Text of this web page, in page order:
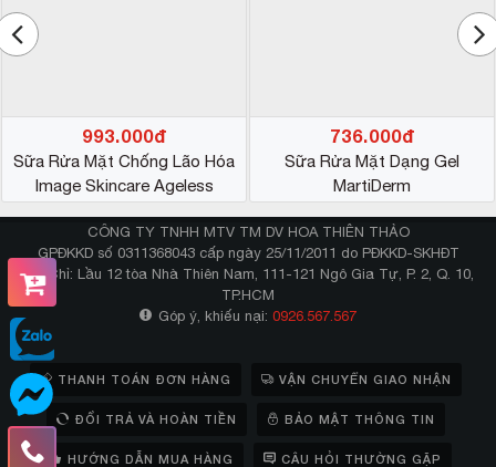
*Hiệu quả sản phẩm có thể khác nhau tùy vào cơ địa
#Cách sử dụng
Để đạt được hiệu quả làm sạch vượt trội từ sữa rửa
mặt Murad, bạn nên tuân thủ cách dùngSữa rửa mặt
cho da mụn Murad
đây:
Cleanser cho da mụn vừa đủ
Tạo bọt trên lòng bàn tay đã tạo ẩm
993.000đ
Sữa Rửa Mặt Chống Lão Hóa
Image Skincare Ageless
736.000đ
Sữa Rửa Mặt Dạng Gel
MartiDerm
CÔNG TY TNHH MTV TM DV HOA THIÊN THẢO
GPĐKKD số 0311368043 cấp ngày 25/11/2011 do PĐKKD-SKHĐT
Địa Chỉ: Lầu 12 tòa Nhà Thiên Nam, 111-121 Ngô Gia Tự, P. 2, Q. 10,
TP.HCM
Góp ý, khiếu nại: 0926.567.567
THANH TOÁN ĐƠN HÀNG VẬN CHUYỂN GIAO NHẬN
ĐỔI TRẢ VÀ HOÀN TIỀN BẢO MẬT THÔNG TIN
HƯỚNG DẪN MUA HÀNG CÂU HỎI THƯỜNG GẶP